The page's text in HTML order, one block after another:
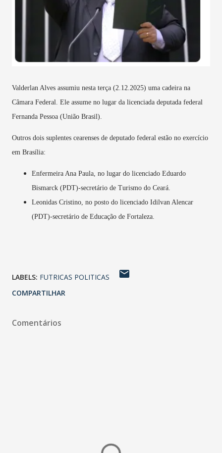
Valderlan Alves assumiu nesta terça (2.12.2025) uma cadeira na
Câmara Federal. Ele assume no lugar da licenciada deputada federal
Fernanda Pessoa (União Brasil).
Outros dois suplentes cearenses de deputado federal estão no exercício
em Brasília:
Enfermeira Ana Paula, no lugar do licenciado Eduardo
Bismarck (PDT)-secretário de Turismo do Ceará.
Leonidas Cristino, no posto do licenciado Idilvan Alencar
(PDT)-secretário de Educação de Fortaleza.
LABELS: FUTRICAS POLITICAS
COMPARTILHAR
Comentários